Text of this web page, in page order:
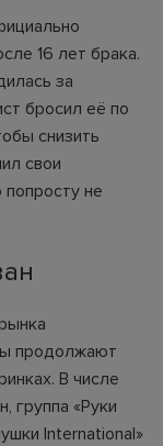
16 лет брака.
за
бросил её по
снизить
свои
не
продолжают
В числе
группа «Руки
International»